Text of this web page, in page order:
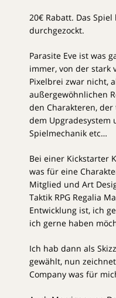
20€ Rabatt. Das
durchgezockt.
Parasite Eve ist was
immer, von der stark
Pixelbrei zwar nicht,
außergewöhnlichen
den Charakteren,
dem Upgradesystem
Spielmechanik etc…
Bei einer Kickstarter
was für eine
Mitglied und Art
Taktik RPG Regalia
Entwicklung ist, ich
ich gerne haben
Ich hab dann als
gewählt, nun
Company was für